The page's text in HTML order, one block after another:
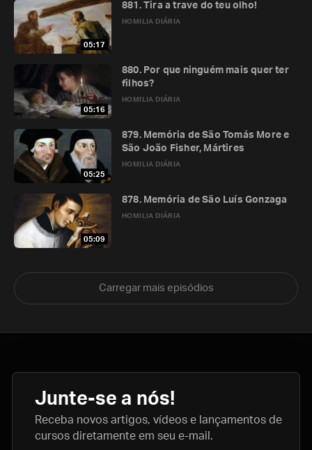
05:17
HOMILIA DIÁRIA
881. Tira a trave do teu olho!
05:16
HOMILIA DIÁRIA
880. Por que ninguém mais quer ter
filhos?
05:25
HOMILIA DIÁRIA
879. Memória de São Tomás More e
São João Fisher, Mártires
05:09
HOMILIA DIÁRIA
878. Memória de São Luís Gonzaga
Carregar mais episódios
Junte-se a nós!
Receba novos artigos, vídeos e lançamentos de
cursos diretamente em seu e-mail.